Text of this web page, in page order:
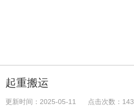
起重搬运
更新时间：2025-05-11 点击次数：143